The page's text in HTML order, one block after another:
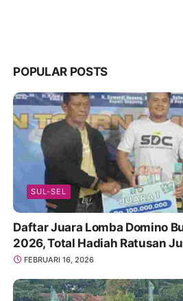
POPULAR POSTS
SUL-SEL
Daftar Juara Lomba Domino
2026, Total Hadiah Ratusan
FEBRUARI 16, 2026